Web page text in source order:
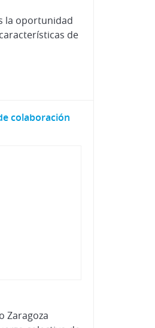
la oportunidad
de
colaboración
Zaragoza